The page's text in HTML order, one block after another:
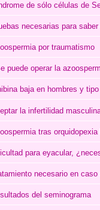
de sólo células de
necesarias para
por traumatismo
puede operar la
baja en hombres y
la infertilidad
tras orquidopexia
para eyacular,
necesario en
del seminograma